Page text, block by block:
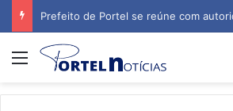
Menu